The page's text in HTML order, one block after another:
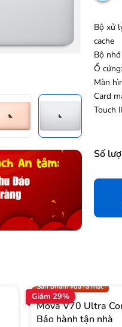
Bộ xử
cache
Bộ
Ổ
Màn
Card
Touch
Số
Giảm 29%
Sản phẩm vừa ra mắt
Mova V70 Ultra
Bảo hành tận nhà